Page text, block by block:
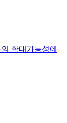
확대가능성에